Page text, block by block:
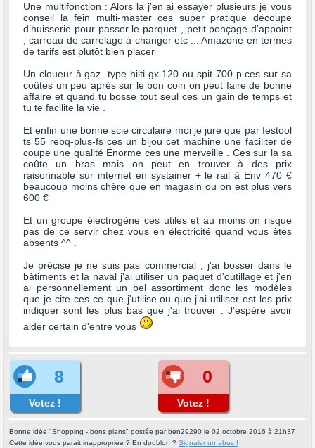
Une multifonction : Alors la j'en ai essayer plusieurs je vous
conseil la fein multi-master ces super pratique découpe
d’huisserie pour passer le parquet , petit ponçage d'appoint
, carreau de carrelage à changer etc ... Amazone en termes
de tarifs est plutôt bien placer
Un cloueur à gaz type hilti gx 120 ou spit 700 p ces sur sa
coûtes un peu après sur le bon coin on peut faire de bonne
affaire et quand tu bosse tout seul ces un gain de temps et
tu te facilite la vie .
Et enfin une bonne scie circulaire moi je jure que par festool
ts 55 rebq-plus-fs ces un bijou cet machine une faciliter de
coupe une qualité Énorme ces une merveille . Ces sur la sa
coûte un bras mais on peut en trouver à des prix
raisonnable sur internet en systainer + le rail à Env 470 €
beaucoup moins chère que en magasin ou on est plus vers
600 €
Et un groupe électrogène ces utiles et au moins on risque
pas de ce servir chez vous en électricité quand vous êtes
absents ^^ .
Je précise je ne suis pas commercial , j'ai bosser dans le
bâtiments et la naval j'ai utiliser un paquet d'outillage et j'en
ai personnellement un bel assortiment donc les modèles
que je cite ces ce que j'utilise ou que j'ai utiliser est les prix
indiquer sont les plus bas que j'ai trouver . J'espére avoir
aider certain d'entre vous
8
Votez !
0
Votez !
Bonne idée "Shopping - bons plans" postée par ben29290 le 02 octobre 2016 à 21h37
Cette idée vous parait inappropriée ? En doublon ? Signaler un abus !